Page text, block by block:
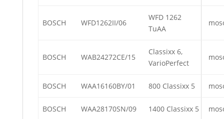
BOSCH WFD1262II/06
WFD 1262
TuAA
BOSCH WAB24272CE/15
Classixx 6,
VarioPerfect
BOSCH WAA16160BY/01 800 Classixx 5
BOSCH WAA28170SN/09 1400 Classixx 5